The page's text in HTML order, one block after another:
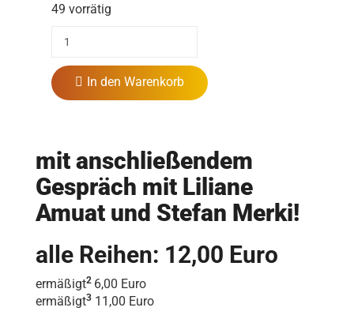
49 vorrätig
In den Warenkorb
mit anschließendem
Gespräch mit Liliane
Amuat und Stefan Merki!
alle Reihen: 12,00 Euro
ermäßigt2 6,00 Euro
ermäßigt3 11,00 Euro